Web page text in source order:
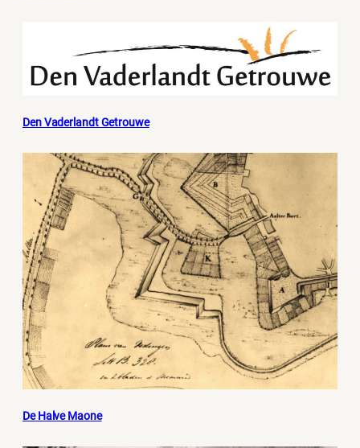
Den Vaderlandt Getrouwe
De Halve Maone